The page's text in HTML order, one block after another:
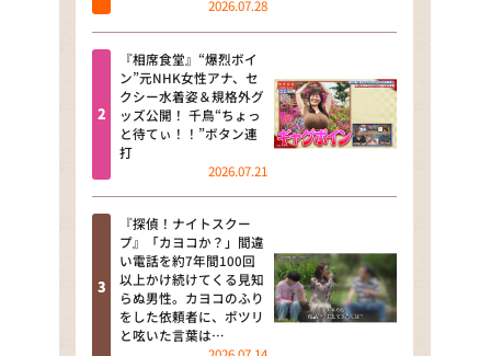
news おかえり
河合＆A.B.C-Z塚田×福井アナ
「なんでやねん！？」（news お
かえり）
DAIGOも台所 ～きょうの献立 何
にする？～
本日はダイアンなり！シーズン２
朝だ！生です旅サラダ
教えて！ニュースライブ 正義の
ミカタ
2026.07.28
『相席食堂』“爆烈ボイ
ン”元NHK女性アナ、セ
クシー水着姿＆規格外グ
ッズ公開！ 千鳥“ちょっ
と待てぃ！！”ボタン連
打
2026.07.21
『探偵！ナイトスクー
プ』「カヨコか？」間違
い電話を約7年間100回
以上かけ続けてくる見知
らぬ男性。カヨコのふり
をした依頼者に、ポツリ
と呟いた言葉は…